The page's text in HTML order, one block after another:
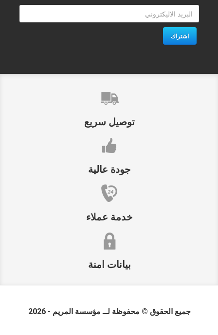
اشتراك
توصيل سريع
جودة عالية
خدمة عملاء
بيانات امنة
جميع الحقوق © محفوظة لــ مؤسسة المريم - 2026